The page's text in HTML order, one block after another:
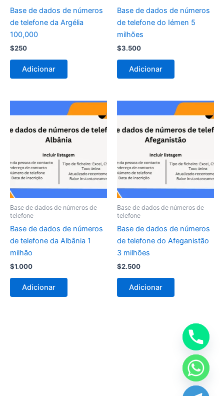
Base de dados de números
de telefone da Argélia
100,000
$250
Adicionar
Base de dados de números
de telefone do Iémen 5
milhões
$3.500
Adicionar
Base de dados de números de
telefone
Base de dados de números
de telefone da Albânia 1
milhão
$1.000
Adicionar
Base de dados de números de
telefone
Base de dados de números
de telefone do Afeganistão
3 milhões
$2.500
Adicionar